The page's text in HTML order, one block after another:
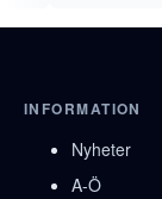
INFORMATION
Nyheter
A-Ö